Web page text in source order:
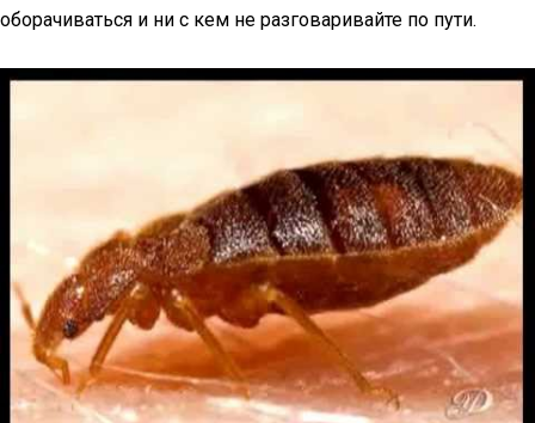
оборачиваться и ни с кем не разговаривайте по пути.